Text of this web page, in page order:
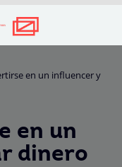
en un influencer y
en un
dinero